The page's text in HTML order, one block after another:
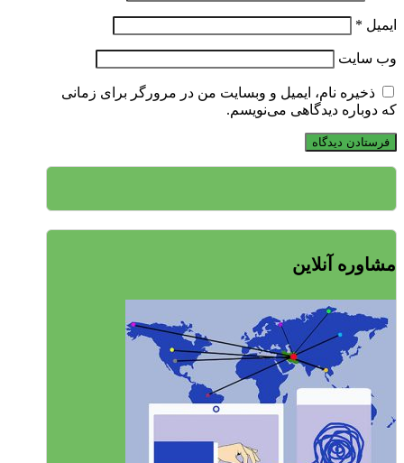
ایمیل *
وب‌ سایت
ذخیره نام، ایمیل و وبسایت من در مرورگر برای زمانی
که دوباره دیدگاهی می‌نویسم.
مشاوره آنلاین